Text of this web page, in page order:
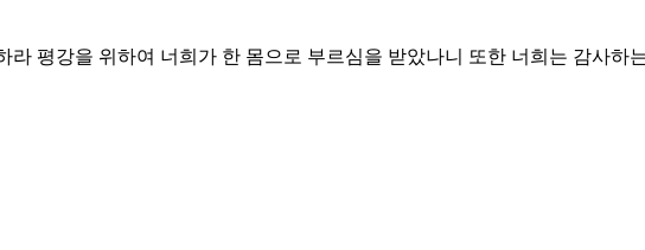
라 평강을 위하여 너희가 한 몸으로 부르심을 받았나니 또한 너희는 감사하